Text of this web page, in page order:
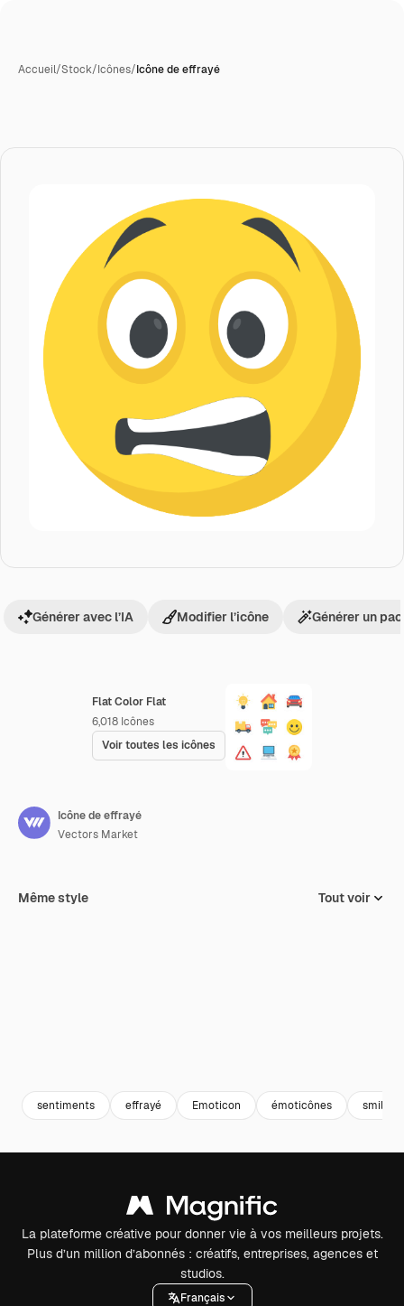
Accueil/Stock/Icônes/Icône de effrayé
Flat Color Flat
6,018 Icônes
Voir toutes les icônes
Générer avec l’IA Modifier l’icône Générer un
Icône de effrayé
Vectors Market
Même style Tout voir
sentiments effrayé Emoticon émoticônes smileys
La plateforme créative pour donner vie à vos meilleurs projets.
Plus d’un million d’abonnés : créatifs, entreprises, agences et
studios.
Français